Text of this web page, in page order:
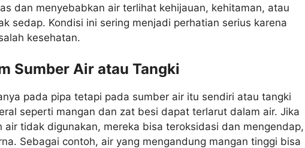
dan menyebabkan air terlihat kehijauan, kehitaman, atau
sedap. Kondisi ini sering menjadi perhatian serius karena
kesehatan.
Sumber Air atau Tangki
pada pipa tetapi pada sumber air itu sendiri atau tangki
seperti mangan dan zat besi dapat terlarut dalam air. Jika
air tidak digunakan, mereka bisa teroksidasi dan mengendap,
Sebagai contoh, air yang mengandung mangan tinggi bisa